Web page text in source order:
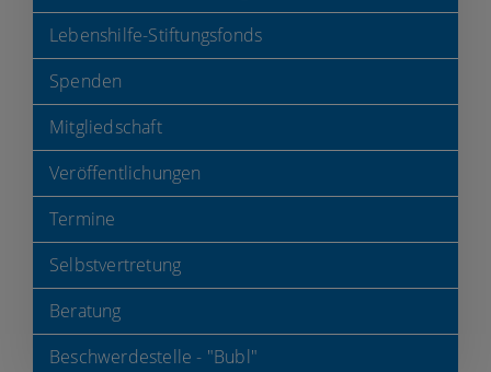
Lebenshilfe-Stiftungsfonds
Spenden
Mitgliedschaft
Veröffentlichungen
Termine
Selbstvertretung
Beratung
Beschwerdestelle - "Bubl"